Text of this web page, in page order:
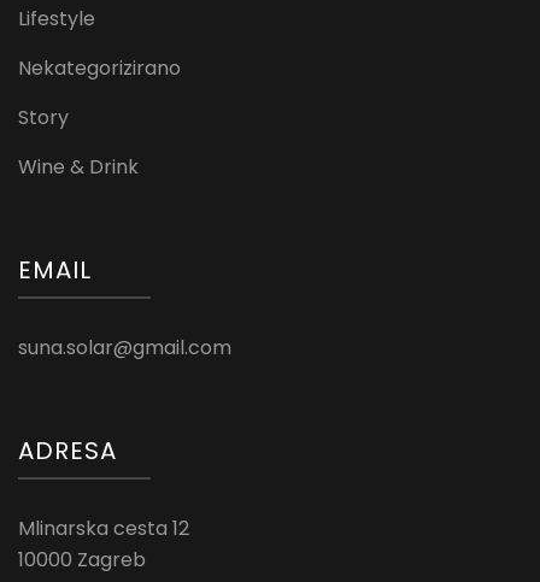
Lifestyle
Nekategorizirano
Story
Wine & Drink
EMAIL
suna.solar@gmail.com
ADRESA
Mlinarska cesta 12
10000 Zagreb